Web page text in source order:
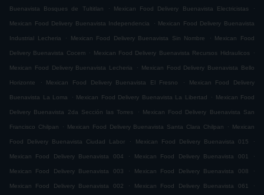
Buenavista Bosques de Tultitlan . Mexican Food Delivery Buenavista Electricistas .
Mexican Food Delivery Buenavista Independencia . Mexican Food Delivery Buenavista
Industrial Lecheria . Mexican Food Delivery Buenavista Sin Nombre . Mexican Food
Delivery Buenavista Cocem . Mexican Food Delivery Buenavista Recursos Hidraulicos .
Mexican Food Delivery Buenavista Lecheria . Mexican Food Delivery Buenavista Bello
Horizonte . Mexican Food Delivery Buenavista El Fresno . Mexican Food Delivery
Buenavista La Loma . Mexican Food Delivery Buenavista La Libertad . Mexican Food
Delivery Buenavista 2da Sección las Torres . Mexican Food Delivery Buenavista San
Francisco Chilpan . Mexican Food Delivery Buenavista Santa Clara Chilpan . Mexican
Food Delivery Buenavista Ciudad Labor . Mexican Food Delivery Buenavista 015 .
Mexican Food Delivery Buenavista 004 . Mexican Food Delivery Buenavista 001 .
Mexican Food Delivery Buenavista 003 . Mexican Food Delivery Buenavista 008 .
Mexican Food Delivery Buenavista 002 . Mexican Food Delivery Buenavista 061 .